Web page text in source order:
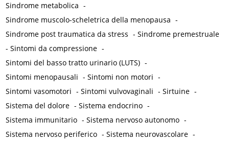
Sindrome metabolica -
Sindrome muscolo-scheletrica della menopausa -
Sindrome post traumatica da stress -Sindrome premestruale
-Sintomi da compressione -
Sintomi del basso tratto urinario (LUTS) -
Sintomi menopausali -Sintomi non motori -
Sintomi vasomotori -Sintomi vulvovaginali -Sirtuine -
Sistema del dolore -Sistema endocrino -
Sistema immunitario -Sistema nervoso autonomo -
Sistema nervoso periferico -Sistema neurovascolare -